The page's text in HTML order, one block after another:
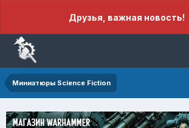
Друзья, важная новость!
Миниатюры Science Fiction